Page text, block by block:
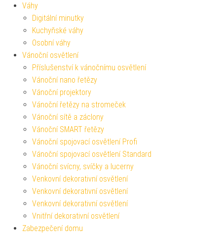
Váhy
Digitální minutky
Kuchyňské váhy
Osobní váhy
Vánoční osvětlení
Příslušenství k vánočnímu osvětlení
Vánoční nano řetězy
Vánoční projektory
Vánoční řetězy na stromeček
Vánoční sítě a záclony
Vánoční SMART řetězy
Vánoční spojovací osvětlení Profi
Vánoční spojovací osvětlení Standard
Vánoční svícny, svíčky a lucerny
Venkovní dekorativní osvětlení
Venkovní dekorativní osvětlení
Venkovní dekorativní osvětlení
Vnitřní dekorativní osvětlení
Zabezpečení domu